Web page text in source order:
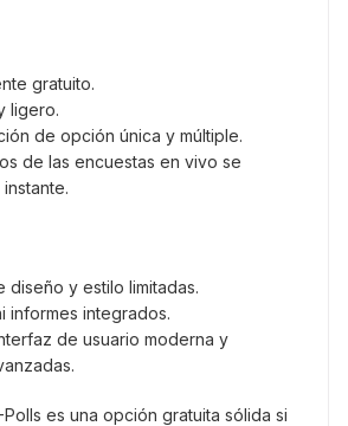
gratuito.
ligero.
de opción única y múltiple.
de las encuestas en vivo se
diseño y estilo limitadas.
informes integrados.
de usuario moderna y
Polls es una opción gratuita sólida si